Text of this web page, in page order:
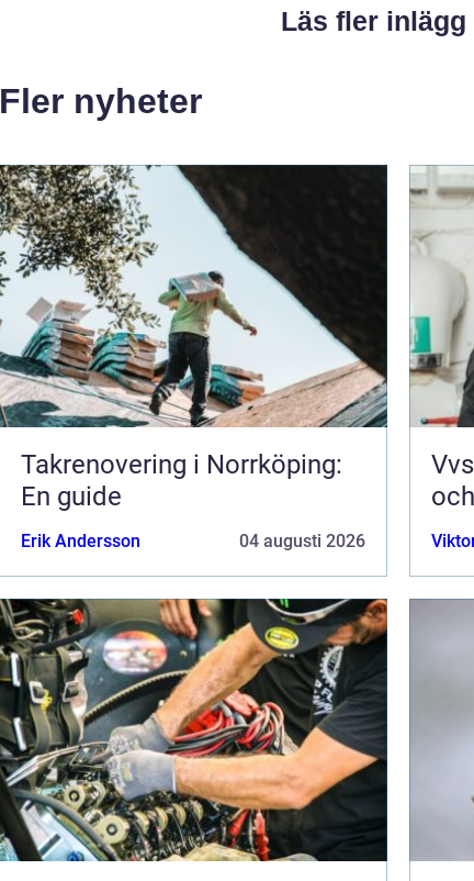
Läs fler inlägg
Fler nyheter
Takrenovering i Norrköping:
En guide
Erik Andersson 04 augusti 2026